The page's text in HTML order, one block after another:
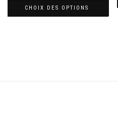
CHOIX DES OPTIONS